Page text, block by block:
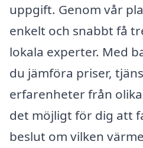
uppgift. Genom vår
enkelt och snabbt få
lokala experter. Med
du jämföra priser,
erfarenheter från
det möjligt för dig att
beslut om vilken